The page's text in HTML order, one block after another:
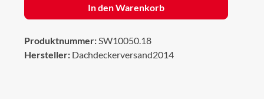
In den Warenkorb
Produktnummer:SW10050.18
Hersteller: Dachdeckerversand2014